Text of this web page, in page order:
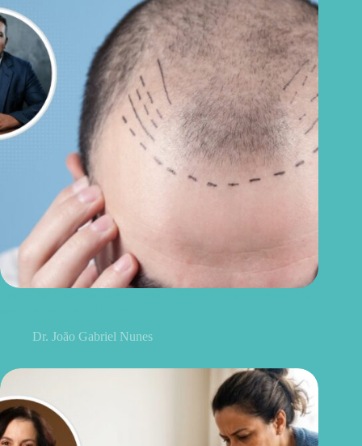
Dr. João Gabriel Nunes